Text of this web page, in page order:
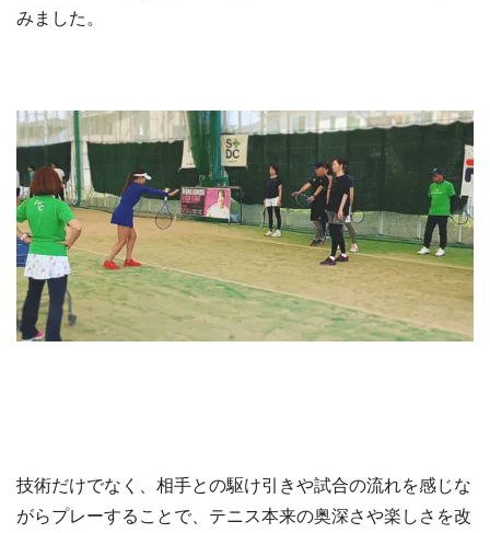
みました。
技術だけでなく、相手との駆け引きや試合の流れを感じな
がらプレーすることで、テニス本来の奥深さや楽しさを改